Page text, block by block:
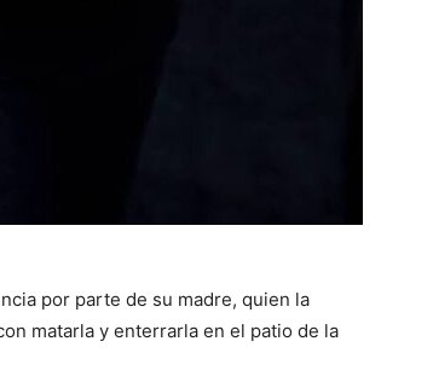
por parte de su madre, quien la
matarla y enterrarla en el patio de la